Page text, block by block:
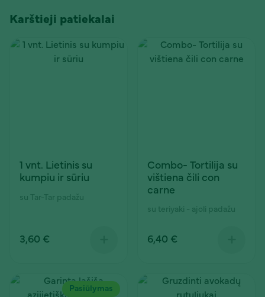
Karštieji patiekalai
1 vnt. Lietinis su
kumpiu ir sūriu
su Tar-Tar padažu
3,60 €
Combo- Tortilija su
vištiena čili con
carne
su teriyaki - ajoli padažu
6,40 €
Pasiūlymas